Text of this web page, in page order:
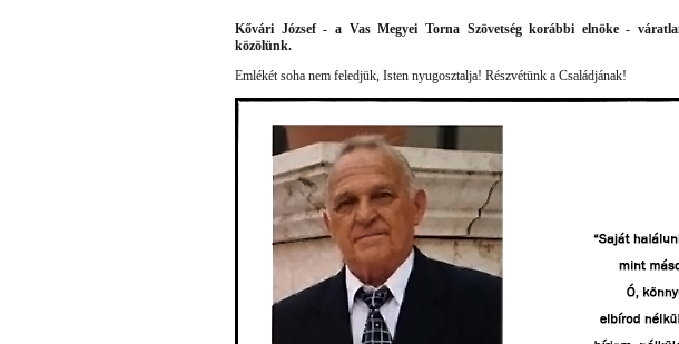
Kővári József - a Vas Megyei Torna Szövetség korábbi elnöke -
közölünk.
Emlékét soha nem feledjük, Isten nyugosztalja! Részvétünk a Családjának!